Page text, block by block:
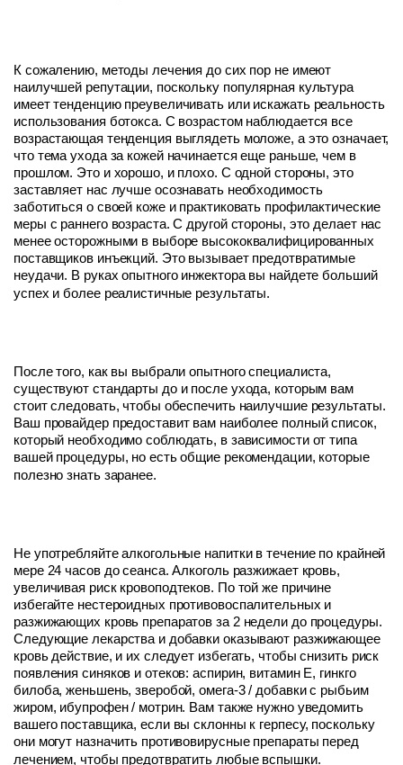
К сожалению, методы лечения до сих пор не имеют
наилучшей репутации, поскольку популярная культура
имеет тенденцию преувеличивать или искажать реальность
использования ботокса. С возрастом наблюдается все
возрастающая тенденция выглядеть моложе, а это означает,
что тема ухода за кожей начинается еще раньше, чем в
прошлом. Это и хорошо, и плохо. С одной стороны, это
заставляет нас лучше осознавать необходимость
заботиться о своей коже и практиковать профилактические
меры с раннего возраста. С другой стороны, это делает нас
менее осторожными в выборе высококвалифицированных
поставщиков инъекций. Это вызывает предотвратимые
неудачи. В руках опытного инжектора вы найдете больший
успех и более реалистичные результаты.
После того, как вы выбрали опытного специалиста,
существуют стандарты до и после ухода, которым вам
стоит следовать, чтобы обеспечить наилучшие результаты.
Ваш провайдер предоставит вам наиболее полный список,
который необходимо соблюдать, в зависимости от типа
вашей процедуры, но есть общие рекомендации, которые
полезно знать заранее.
Не употребляйте алкогольные напитки в течение по крайней
мере 24 часов до сеанса. Алкоголь разжижает кровь,
увеличивая риск кровоподтеков. По той же причине
избегайте нестероидных противовоспалительных и
разжижающих кровь препаратов за 2 недели до процедуры.
Следующие лекарства и добавки оказывают разжижающее
кровь действие, и их следует избегать, чтобы снизить риск
появления синяков и отеков: аспирин, витамин Е, гинкго
билоба, женьшень, зверобой, омега-3 / добавки с рыбьим
жиром, ибупрофен / мотрин. Вам также нужно уведомить
вашего поставщика, если вы склонны к герпесу, поскольку
они могут назначить противовирусные препараты перед
лечением, чтобы предотвратить любые вспышки.